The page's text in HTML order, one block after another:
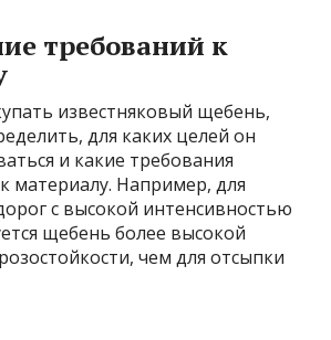
требований к
известняковый щебень,
для каких целей он
и какие требования
материалу. Например, для
с высокой интенсивностью
щебень более высокой
чем для отсыпки